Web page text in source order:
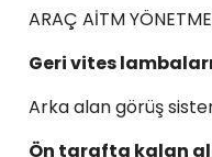
ARAÇ AİTM
Geri vites
Arka alan görüş
Ön tarafta kalan